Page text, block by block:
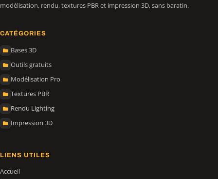
modélisation, rendu, textures PBR et impression 3D, sans baratin.
CATÉGORIES
Bases 3D
Outils gratuits
Modélisation Pro
Textures PBR
Rendu Lighting
Impression 3D
LIENS UTILES
Accueil